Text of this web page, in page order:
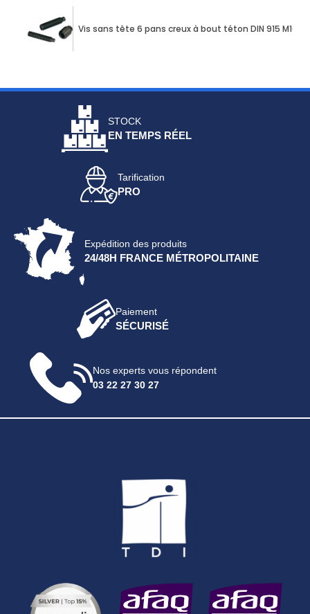
Vis sans tête 6 pans creux à bout téton DIN 915 M10 X
STOCK
EN TEMPS RÉEL
Tarification
PRO
Expédition des produits
24/48H FRANCE MÉTROPOLITAINE
Paiement
SÉCURISÉ
Nos experts vous répondent
03 22 27 30 27